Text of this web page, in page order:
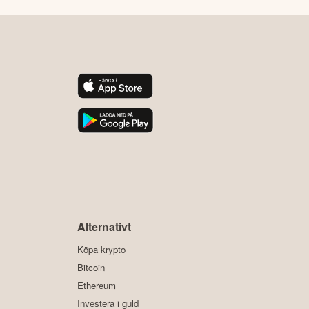
Alternativt
Köpa krypto
Bitcoin
Ethereum
Investera i guld